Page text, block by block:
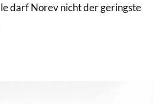
darf Norev nicht der geringste